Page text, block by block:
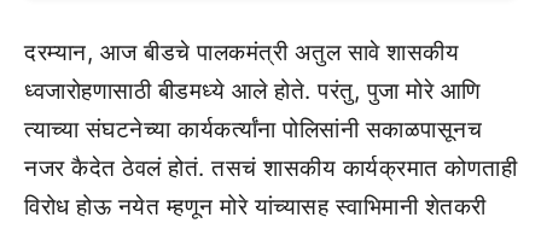
दरम्यान, आज बीडचे पालकमंत्री अतुल सावे शासकीय
ध्वजारोहणासाठी बीडमध्ये आले होते. परंतु, पुजा मोरे आणि
त्याच्या संघटनेच्या कार्यकर्त्यांना पोलिसांनी सकाळपासूनच
नजर कैदेत ठेवलं होतं. तसचं शासकीय कार्यक्रमात कोणताही
विरोध होऊ नयेत म्हणून मोरे यांच्यासह स्वाभिमानी शेतकरी